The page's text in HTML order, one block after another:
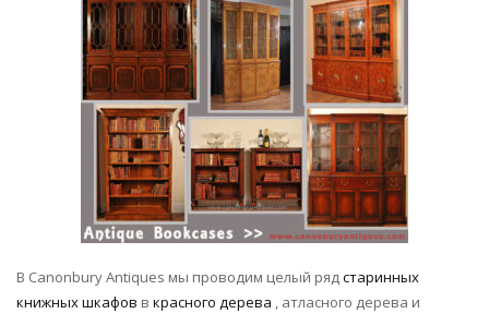
В Canonbury Antiques мы проводим целый рядстаринных
книжных шкафов в красного дерева , атласного дерева и